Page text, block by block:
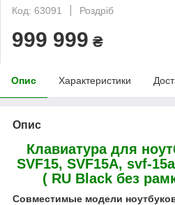
Код: 63091
Роздріб
999 999 ₴
Опис Характеристики
Опис
Клавиатура для
SVF15, SVF15A, svf-
( RU Black без
Совместимые модели